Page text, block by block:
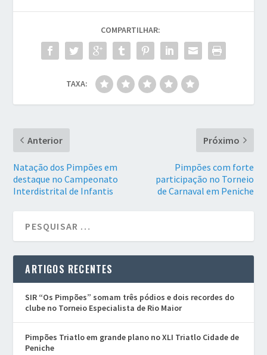
COMPARTILHAR:
TAXA:
Anterior
Natação dos Pimpões em
destaque no Campeonato
Interdistrital de Infantis
Próximo
Pimpões com forte
participação no Torneio
de Carnaval em Peniche
ARTIGOS RECENTES
SIR “Os Pimpões” somam três pódios e dois recordes do
clube no Torneio Especialista de Rio Maior
Pimpões Triatlo em grande plano no XLI Triatlo Cidade de
Peniche